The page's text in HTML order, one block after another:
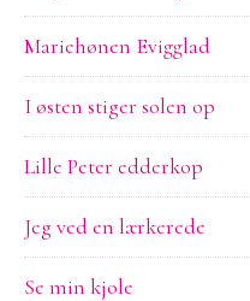
Mariehønen Evigglad
I østen stiger solen op
Lille Peter edderkop
Jeg ved en lærkerede
Se min kjole